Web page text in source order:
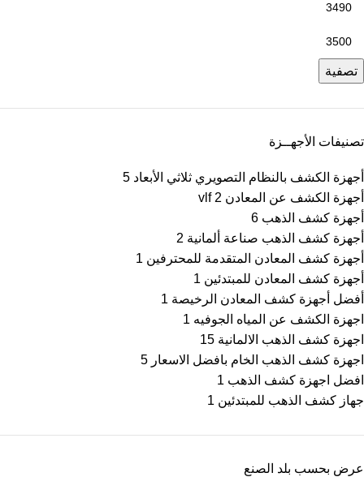
تصفية
تصنيفات الأجهــزة
أجهزة الكشف بالنظام التصويري ثلاثي الأبعاد 5
أجهزة الكشف عن المعادن vlf 2
أجهزة كشف الذهب 6
أجهزة كشف الذهب صناعة ألمانية 2
أجهزة كشف المعادن المتقدمة للمحترفين 1
أجهزة كشف المعادن للمبتدئين 1
أفضل أجهزة كشف المعادن الرخيصة 1
اجهزة الكشف عن المياه الجوفيه 1
اجهزة كشف الذهب الالمانية 15
اجهزة كشف الذهب الخام بافضل الاسعار 5
افضل اجهزة كشف الذهب 1
جهاز كشف الذهب للمبتدئين 1
عرض بحسب بلد الصنع